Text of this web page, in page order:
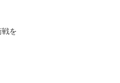
戦を